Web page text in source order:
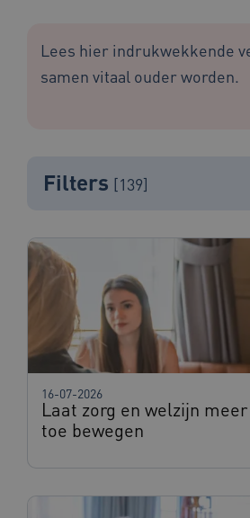
Lees hier indrukwekkende
samen vitaal ouder worden.
Filters [139]
Laat zorg en welzijn
toe bewegen
16-07-2026